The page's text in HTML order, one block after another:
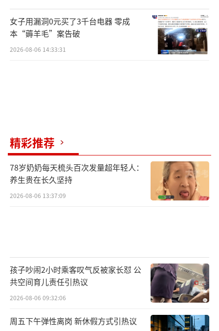
女子用漏洞0元买了3千台电器 零成
本“薅羊毛”案告破
2026-08-06 14:33:31
精彩推荐
78岁奶奶每天梳头百次发量超年轻人：
养生贵在长久坚持
2026-08-06 13:37:09
孩子吵闹2小时乘客叹气反被家长怼 公
共空间育儿责任引热议
2026-08-06 09:32:06
周五下午弹性离岗 新休假方式引热议